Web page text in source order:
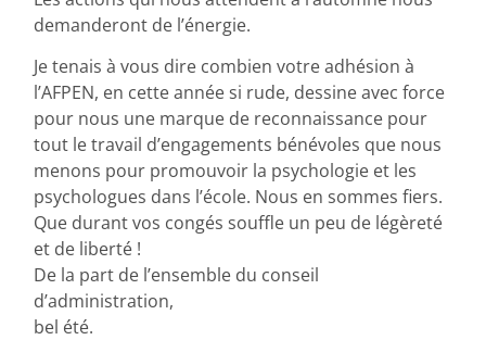
demanderont de l’énergie.
Je tenais à vous dire combien votre adhésion à
l’AFPEN, en cette année si rude, dessine avec force
pour nous une marque de reconnaissance pour
tout le travail d’engagements bénévoles que nous
menons pour promouvoir la psychologie et les
psychologues dans l’école. Nous en sommes fiers.
Que durant vos congés souffle un peu de légèreté
et de liberté !
De la part de l’ensemble du conseil
d’administration,
bel été.